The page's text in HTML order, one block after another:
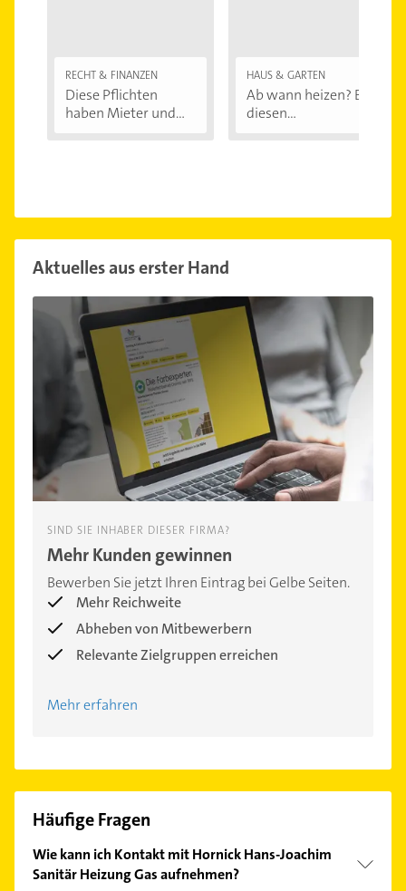
RECHT & FINANZEN
Diese Pflichten
haben Mieter und...
HAUS & GARTEN
Ab wann heizen? Bei
diesen
Aktuelles aus erster Hand
SIND SIE INHABER DIESER FIRMA?
Mehr Kunden gewinnen
Bewerben Sie jetzt Ihren Eintrag bei Gelbe Seiten.
Mehr Reichweite
Abheben von Mitbewerbern
Relevante Zielgruppen erreichen
Mehr erfahren
Häufige Fragen
Wie kann ich Kontakt mit Hornick Hans-Joachim
Sanitär Heizung Gas aufnehmen?